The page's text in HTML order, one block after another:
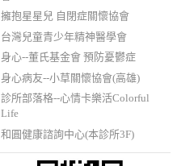
擁抱星星兒 自閉症關懷協會
台灣兒童青少年精神醫學會
身心--董氏基金會 預防憂鬱症
身心病友--小草關懷協會(高雄)
診所部落格--心情卡樂活Colorful
Life
和圓健康諮詢中心(本診所3F)